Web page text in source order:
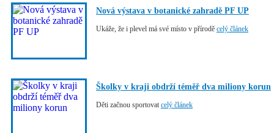
Nová výstava v botanické zahradě PF UP
Ukáže, že i plevel má své místo v přírodě celý článek
Školky v kraji obdrží téměř dva miliony korun
Děti začnou sportovat celý článek